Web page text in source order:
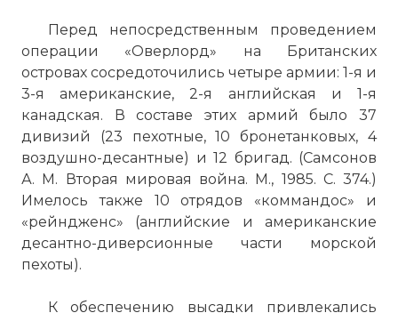
Перед непосредственным проведением
операции «Оверлорд» на Британских
островах сосредоточились четыре армии: 1-я и
3-я американские, 2-я английская и 1-я
канадская. В составе этих армий было 37
дивизий (23 пехотные, 10 бронетанковых, 4
воздушно-десантные) и 12 бригад. (Самсонов
А. М. Вторая мировая война. М., 1985. С. 374.)
Имелось также 10 отрядов «коммандос» и
«рейндженс» (английские и американские
десантно-диверсионные части морской
пехоты).
К обеспечению высадки привлекались